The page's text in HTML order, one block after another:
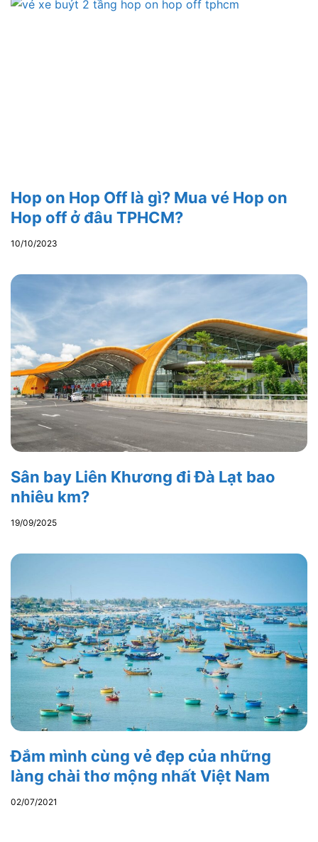
Hop on Hop Off là gì? Mua vé Hop on
Hop off ở đâu TPHCM?
10/10/2023
Sân bay Liên Khương đi Đà Lạt bao
nhiêu km?
19/09/2025
Đắm mình cùng vẻ đẹp của những
làng chài thơ mộng nhất Việt Nam
02/07/2021